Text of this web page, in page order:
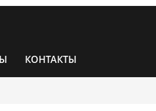
КОНТАКТЫ